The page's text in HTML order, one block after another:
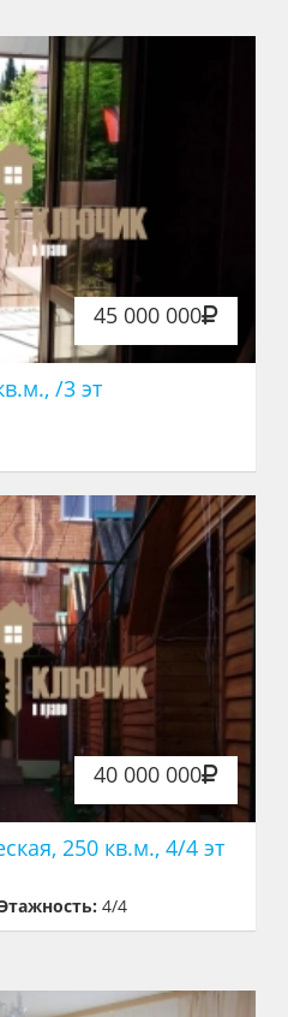
45 000 000
/3 эт
40 000 000
250 кв.м., 4/4 эт
4/4